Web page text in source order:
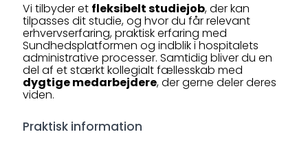
Vi tilbyder et fleksibelt studiejob, der kan
tilpasses dit studie, og hvor du får relevant
erhvervserfaring, praktisk erfaring med
Sundhedsplatformen og indblik i hospitalets
administrative processer. Samtidig bliver du en
del af et stærkt kollegialt fællesskab med
dygtige medarbejdere, der gerne deler deres
viden.
Praktisk information